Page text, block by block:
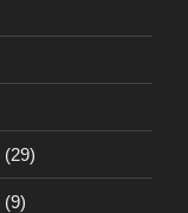
(29)
(9)